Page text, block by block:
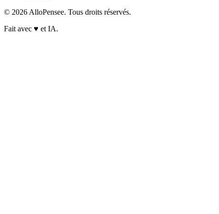
© 2026 AlloPensee. Tous droits réservés.
Fait avec ♥ et IA.